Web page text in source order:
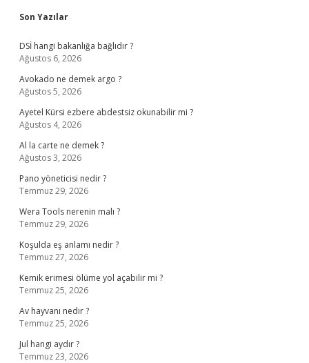
Sidebar
Son Yazılar
DSİ hangi bakanlığa bağlıdır ?
Ağustos 6, 2026
Avokado ne demek argo ?
Ağustos 5, 2026
Ayetel Kürsi ezbere abdestsiz okunabilir mi ?
Ağustos 4, 2026
Al la carte ne demek ?
Ağustos 3, 2026
Pano yöneticisi nedir ?
Temmuz 29, 2026
Wera Tools nerenin malı ?
Temmuz 29, 2026
Koşulda eş anlamı nedir ?
Temmuz 27, 2026
Kemik erimesi ölüme yol açabilir mi ?
Temmuz 25, 2026
Av hayvanı nedir ?
Temmuz 25, 2026
Jul hangi aydır ?
Temmuz 23, 2026